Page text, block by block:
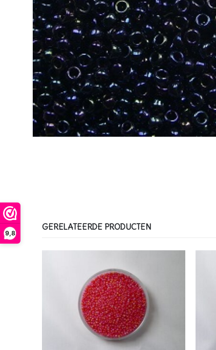
9,8
GERELATEERDE PRODUCTEN